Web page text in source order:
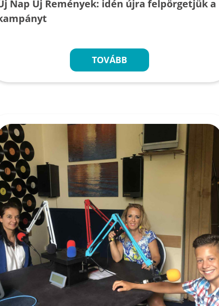
Nap Új Remények: idén újra felpörgetjük a
TOVÁBB